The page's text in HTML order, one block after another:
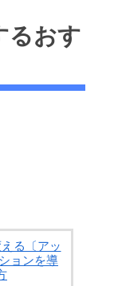
るおす
る〔アッ
ョンを導